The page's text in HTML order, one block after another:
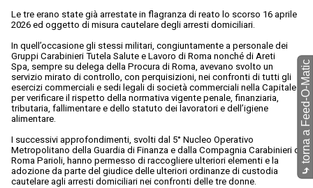
Le tre erano state già arrestate in flagranza di reato lo scorso 16 aprile
2026 ed oggetto di misura cautelare degli arresti domiciliari.
In quell’occasione gli stessi militari, congiuntamente a personale dei
Gruppi Carabinieri Tutela Salute e Lavoro di Roma nonché di Areti
Spa, sempre su delega della Procura di Roma, avevano svolto un
servizio mirato di controllo, con perquisizioni, nei confronti di tutti gli
esercizi commerciali e sedi legali di società commerciali nella Capitale
per verificare il rispetto della normativa vigente penale, finanziaria,
tributaria, fallimentare e dello statuto dei lavoratori e dell’igiene
alimentare.
I successivi approfondimenti, svolti dal 5° Nucleo Operativo
Metropolitano della Guardia di Finanza e dalla Compagnia Carabinieri di
Roma Parioli, hanno permesso di raccogliere ulteriori elementi e la
adozione da parte del giudice delle ulteriori ordinanze di custodia
cautelare agli arresti domiciliari nei confronti delle tre donne.
⤷
torna a Feed-O-Matic